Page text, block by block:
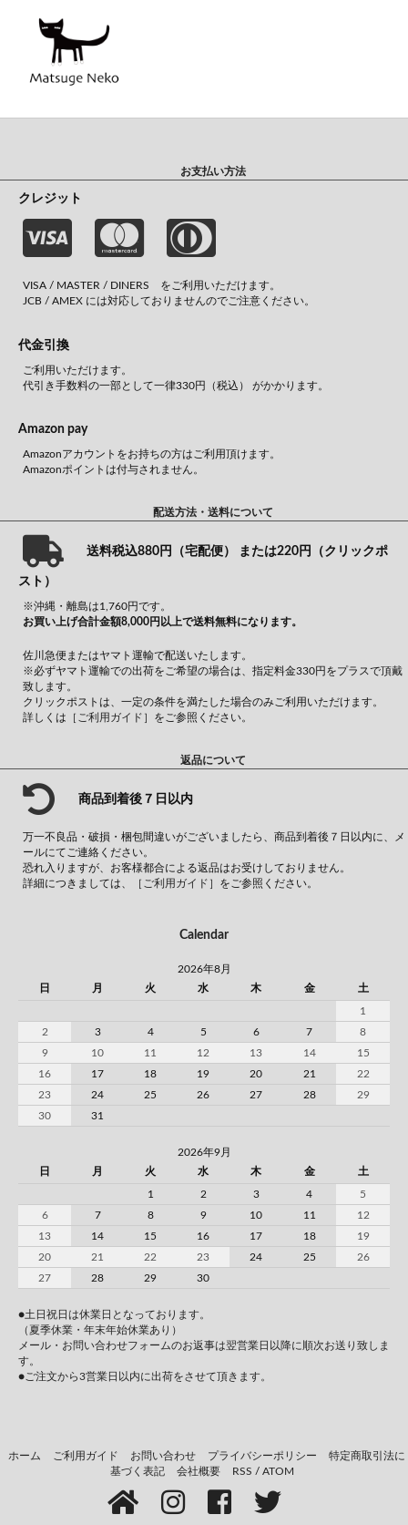
お支払い方法
クレジット
VISA / MASTER / DINERS をご利用いただけます。
JCB / AMEX には対応しておりませんのでご注意ください。
代金引換
ご利用いただけます。
代引き手数料の一部として一律330円（税込） がかかります。
Amazon pay
Amazonアカウントをお持ちの方はご利用頂けます。
Amazonポイントは付与されません。
配送方法・送料について
送料税込880円（宅配便） または220円（クリックポ
スト）
※沖縄・離島は1,760円です。
お買い上げ合計金額8,000円以上で送料無料になります。
佐川急便またはヤマト運輸で配送いたします。
※必ずヤマト運輸での出荷をご希望の場合は、指定料金330円をプラスで頂戴
致します。
クリックポストは、一定の条件を満たした場合のみご利用いただけます。
詳しくは ［ご利用ガイド］ をご参照ください。
返品について
商品到着後７日以内
万一不良品・破損・梱包間違いがございましたら、商品到着後７日以内に、メ
ールにてご連絡ください。
恐れ入りますが、お客様都合による返品はお受けしておりません。
詳細につきましては、
［ご利用ガイド］ をご参照ください。
Calendar
2026年8月
日
月 火 水 木 金 土
1
2
3 4 5 6 7
8
9
10 11 12 13 14
15
16
17 18 19 20 21
22
23
24 25 26 27 28
29
30
31
2026年9月
日
月 火 水 木 金 土
1 2 3 4
5
6
7 8 9 10 11
12
13
14 15 16 17 18
19
20
21 22 23 24 25
26
27
28 29 30
●土日祝日は休業日となっております。
（夏季休業・年末年始休業あり）
メール・お問い合わせフォームのお返事は翌営業日以降に順次お送り致しま
す。
●ご注文から3営業日以内に出荷をさせて頂きます。
ホーム ご利用ガイド お問い合わせ プライバシーポリシー
特定商取引法に
基づく表記
会社概要 RSS / ATOM